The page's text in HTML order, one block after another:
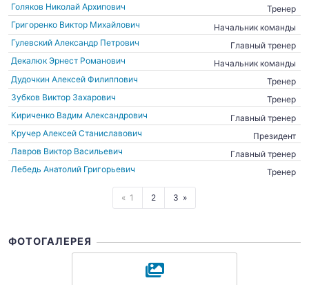
Голяков Николай Архипович
Тренер
Григоренко Виктор Михайлович
Начальник команды
Гулевский Александр Петрович
Главный тренер
Декалюк Эрнест Романович
Начальник команды
Дудочкин Алексей Филиппович
Тренер
Зубков Виктор Захарович
Тренер
Кириченко Вадим Александрович
Главный тренер
Кручер Алексей Станиславович
Президент
Лавров Виктор Васильевич
Главный тренер
Лебедь Анатолий Григорьевич
Тренер
1 2 3
ФОТОГАЛЕРЕЯ